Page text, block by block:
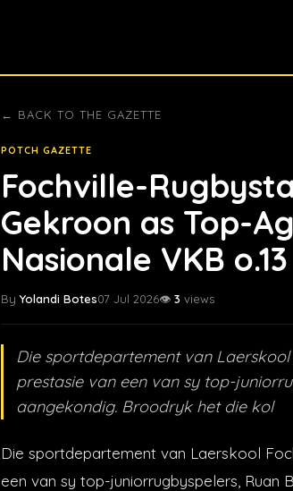
← BACK TO THE GAZETTE
POTCH GAZETTE
Fochville-
Gekroon as Top-
Nasionale VKB
By Yolandi Botes07 Jul 2026👁️ 3 views
Die sportdepartement van
prestasie van een van sy top-
aangekondig. Broodryk het die kol
Die sportdepartement van Laerskool
een van sy top-juniorrugbyspelers,